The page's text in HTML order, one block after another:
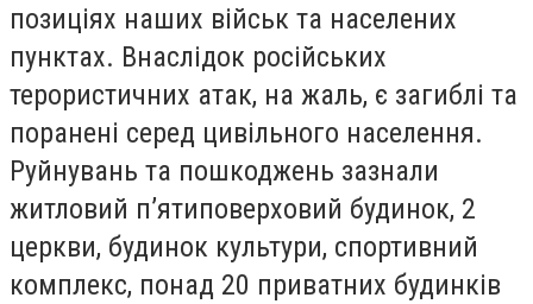
позиціях наших військ та населених
пунктах. Внаслідок російських
терористичних атак, на жаль, є загиблі та
поранені серед цивільного населення.
Руйнувань та пошкоджень зазнали
житловий п’ятиповерховий будинок, 2
церкви, будинок культури, спортивний
комплекс, понад 20 приватних будинків